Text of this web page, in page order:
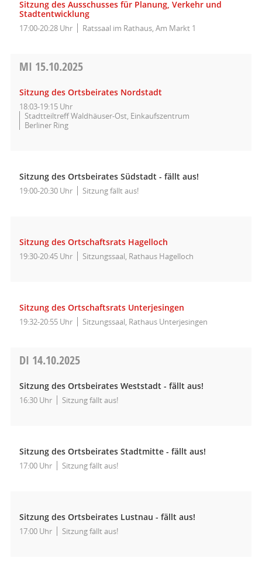
Sitzung des Ausschusses für Planung, Verkehr und
Stadtentwicklung
17:00-20:28 Uhr Ratssaal im Rathaus, Am Markt 1
MI 15.10.2025
Sitzung des Ortsbeirates Nordstadt
18:03-19:15 Uhr
Stadtteiltreff Waldhäuser-Ost, Einkaufszentrum
Berliner Ring
Sitzung des Ortsbeirates Südstadt - fällt aus!
19:00-20:30 Uhr Sitzung fällt aus!
Sitzung des Ortschaftsrats Hagelloch
19:30-20:45 Uhr Sitzungssaal, Rathaus Hagelloch
Sitzung des Ortschaftsrats Unterjesingen
19:32-20:55 Uhr Sitzungssaal, Rathaus Unterjesingen
DI 14.10.2025
Sitzung des Ortsbeirates Weststadt - fällt aus!
16:30 Uhr Sitzung fällt aus!
Sitzung des Ortsbeirates Stadtmitte - fällt aus!
17:00 Uhr Sitzung fällt aus!
Sitzung des Ortsbeirates Lustnau - fällt aus!
17:00 Uhr Sitzung fällt aus!